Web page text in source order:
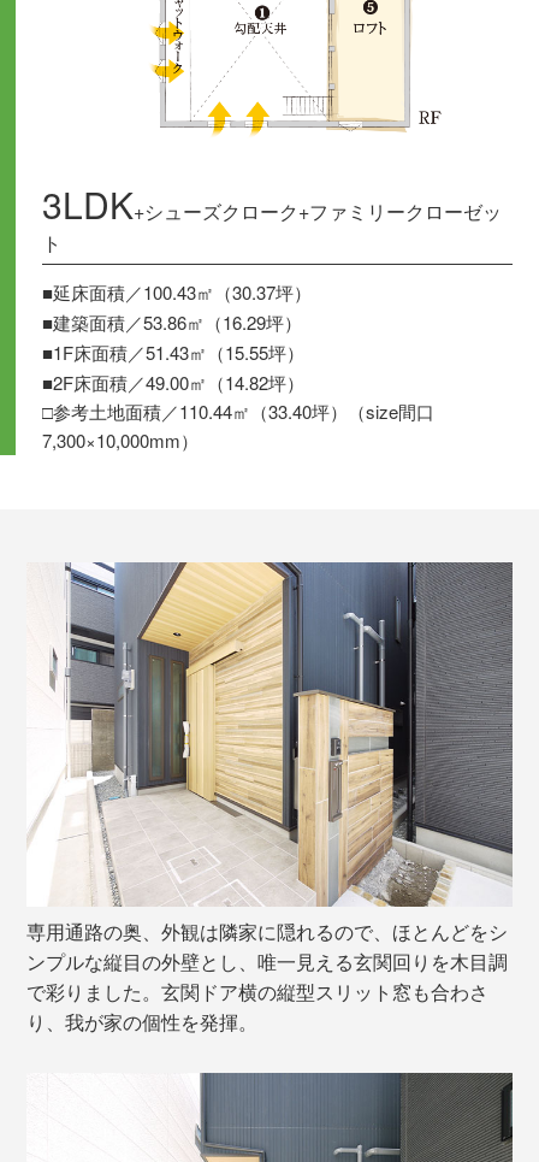
3LDK+シューズクローク+ファミリークローゼッ
ト
■延床面積／100.43㎡（30.37坪）
■建築面積／53.86㎡（16.29坪）
■1F床面積／51.43㎡（15.55坪）
■2F床面積／49.00㎡（14.82坪）
□参考土地面積／110.44㎡（33.40坪）（size間口
7,300×10,000mm）
専用通路の奥、外観は隣家に隠れるので、ほとんどをシ
ンプルな縦目の外壁とし、唯一見える玄関回りを木目調
で彩りました。玄関ドア横の縦型スリット窓も合わさ
り、我が家の個性を発揮。